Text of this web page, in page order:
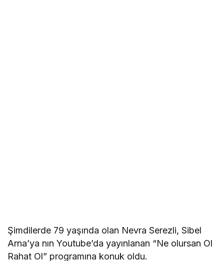
Şimdilerde 79 yaşında olan Nevra Serezli, Sibel
Arna’ya nın Youtube’da yayınlanan “Ne olursan Ol
Rahat Ol” programına konuk oldu.